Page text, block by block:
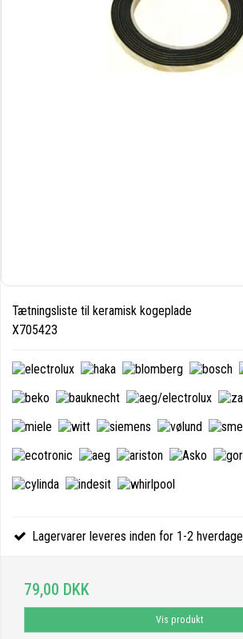
Tætningsliste til keramisk kogeplade
X705423
Lagervarer leveres inden for 1-2 hverdage
79,00 DKK
Vis produkt